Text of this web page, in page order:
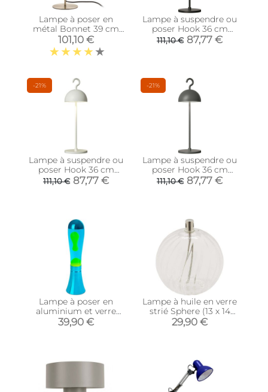
Lampe à poser en
métal Bonnet 39 cm
(Doré antique)
101,10 €
Lampe à suspendre ou
poser Hook 36 cm
(Noir)
111,10 € 87,77 €
-21%
Lampe à suspendre ou
poser Hook 36 cm
(Blanc)
111,10 € 87,77 €
-21%
Lampe à suspendre ou
poser Hook 36 cm
(Anthracite)
111,10 € 87,77 €
Lampe à poser en
aluminium et verre
Magma (Bleu)
39,90 €
Lampe à huile en verre
strié Sphere (13 x 14
cm)
29,90 €